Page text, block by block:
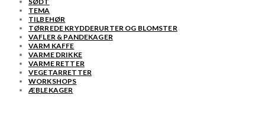
TEMA
TILBEHØR
TØRREDE KRYDDERURTER OG BLOMSTER
VAFLER & PANDEKAGER
VARM KAFFE
VARME DRIKKE
VARME RETTER
VEGETARRETTER
WORKSHOPS
ÆBLEKAGER